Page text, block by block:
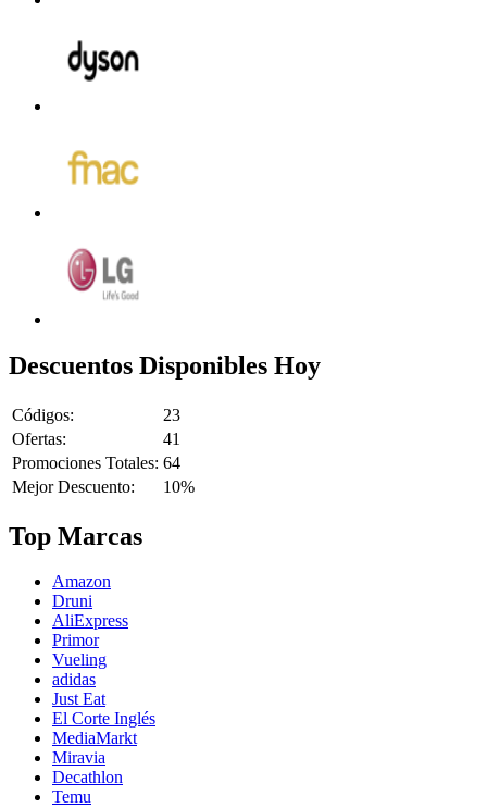
Descuentos Disponibles Hoy
Códigos:
23
Ofertas:
41
Promociones Totales: 64
Mejor Descuento:
10%
Top Marcas
Amazon
Druni
AliExpress
Primor
Vueling
adidas
Just Eat
El Corte Inglés
MediaMarkt
Miravia
Decathlon
Temu